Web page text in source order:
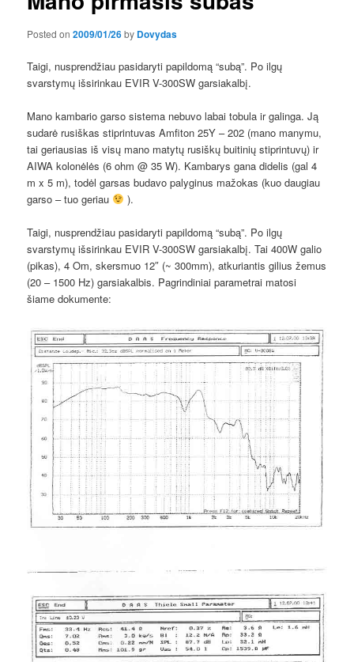
Posted on2009/01/26by Dovydas
Taigi, nusprendžiau pasidaryti papildomą “subą”. Po ilgų
svarstymų išsirinkau EVIR V-300SW garsiakalbį.
Mano kambario garso sistema nebuvo labai tobula ir galinga. Ją
sudarė rusiškas stiprintuvas Amfiton 25Y – 202 (mano manymu,
tai geriausias iš visų mano matytų rusiškų buitinių stiprintuvų) ir
AIWA kolonėlės (6 ohm @ 35 W). Kambarys gana didelis (gal 4
m x 5 m), todėl garsas budavo palyginus mažokas (kuo daugiau
garso – tuo geriau
).
Taigi, nusprendžiau pasidaryti papildomą “subą”. Po ilgų
svarstymų išsirinkau EVIR V-300SW garsiakalbį. Tai 400W galio
(pikas), 4 Om, skersmuo 12″ (~ 300mm), atkuriantis gilius žemus
(20 – 1500 Hz) garsiakalbis. Pagrindiniai parametrai matosi
šiame dokumente: